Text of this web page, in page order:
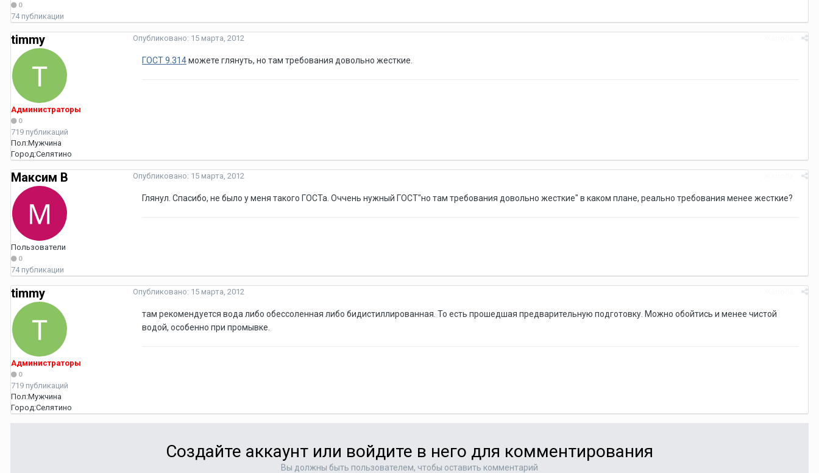
0
74 публикации
timmy
Администраторы
0
719 публикаций
Пол:Мужчина
Город:Селятино
Опубликовано: 15 марта, 2012
ГОСТ 9.314можете глянуть, но там требования довольно жесткие.
Максим В
Пользователи
0
74 публикации
Опубликовано: 15 марта, 2012
Глянул. Спасибо, не было у меня такого ГОСТа. Оччень нужный ГОСТ"но там требования довольно жесткие" в каком плане, реально требования менее жесткие?
timmy
Администраторы
0
719 публикаций
Пол:Мужчина
Город:Селятино
Опубликовано: 15 марта, 2012
там рекомендуется вода либо обессоленная либо бидистиллированная. То есть прошедшая предварительную подготовку. Можно обойтись и менее чистой
водой, особенно при промывке.
Создайте аккаунт или войдите в него для комментирования
Вы должны быть пользователем, чтобы оставить комментарий